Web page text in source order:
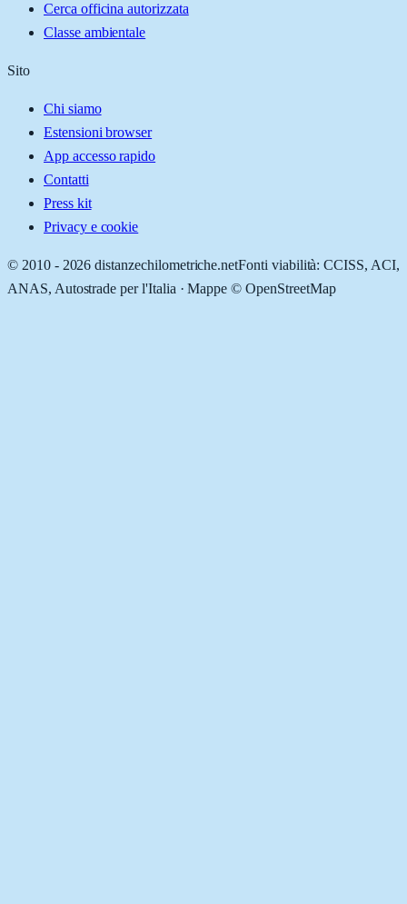
Cerca officina autorizzata
Classe ambientale
Sito
Chi siamo
Estensioni browser
App accesso rapido
Contatti
Press kit
Privacy e cookie
© 2010 - 2026 distanzechilometriche.netFonti viabilità: CCISS, ACI,
ANAS, Autostrade per l'Italia · Mappe © OpenStreetMap